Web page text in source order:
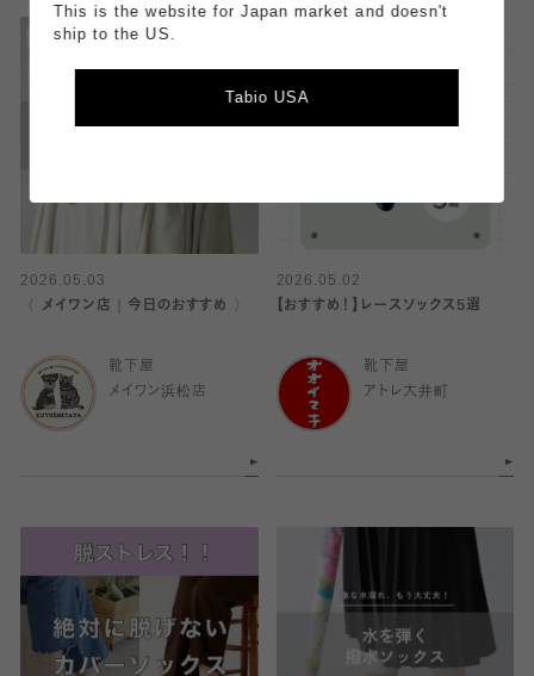
2026.05.03
〈 メイワン店｜今日のおすすめ 〉
靴下屋
メイワン浜松店
2026.05.02
【おすすめ！】レースソックス5選
靴下屋
アトレ大井町
This is the website for Japan market and doesn't
ship to the US.
Tabio USA